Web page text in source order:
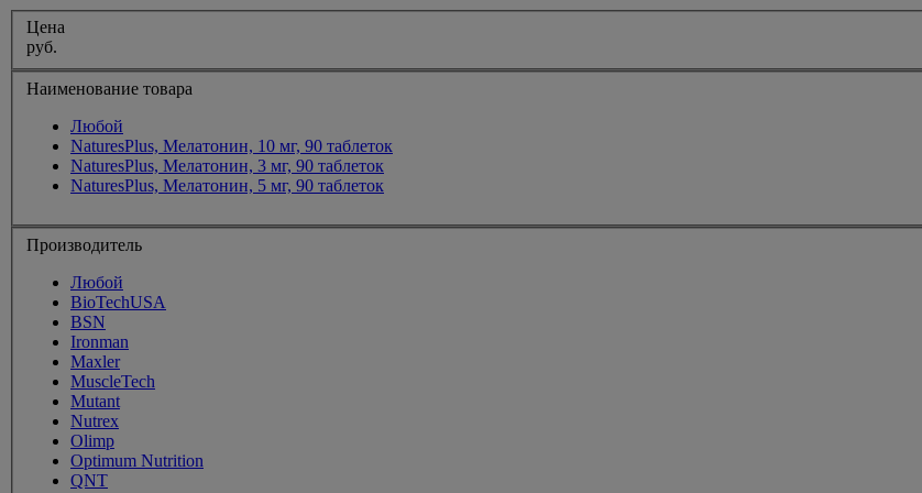
Цена
руб.
Наименование товара
Любой
NaturesPlus, Мелатонин, 10 мг, 90 таблеток
NaturesPlus, Мелатонин, 3 мг, 90 таблеток
NaturesPlus, Мелатонин, 5 мг, 90 таблеток
Производитель
Любой
BioTechUSA
BSN
Ironman
Maxler
MuscleTech
Mutant
Nutrex
Olimp
Optimum Nutrition
QNT